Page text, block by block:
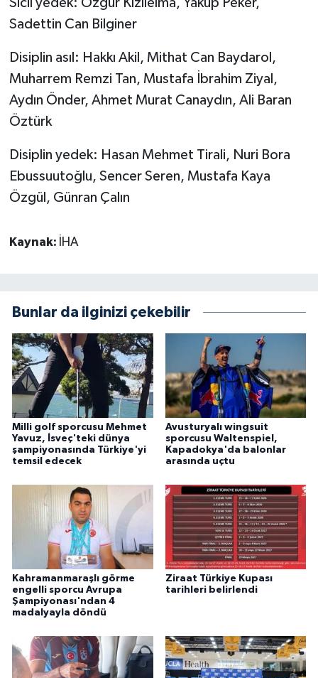
Sicil yedek: Özgür Kızılelma, Yakup Peker,
Sadettin Can Bilginer
Disiplin asıl: Hakkı Akil, Mithat Can Baydarol,
Muharrem Remzi Tan, Mustafa İbrahim Ziyal,
Aydın Önder, Ahmet Murat Canaydın, Ali Baran
Öztürk
Disiplin yedek: Hasan Mehmet Tirali, Nuri Bora
Ebussuutoğlu, Sencer Seren, Mustafa Kaya
Özgül, Günran Çalın
Kaynak: İHA
Bunlar da ilginizi çekebilir
Milli golf sporcusu Mehmet
Yavuz, İsveç'teki dünya
şampiyonasında Türkiye'yi
temsil edecek
Avusturyalı wingsuit
sporcusu Waltenspiel,
Kapadokya'da balonlar
arasında uçtu
Kahramanmaraşlı görme
engelli sporcu Avrupa
Şampiyonası'ndan 4
madalyayla döndü
Ziraat Türkiye Kupası
tarihleri belirlendi